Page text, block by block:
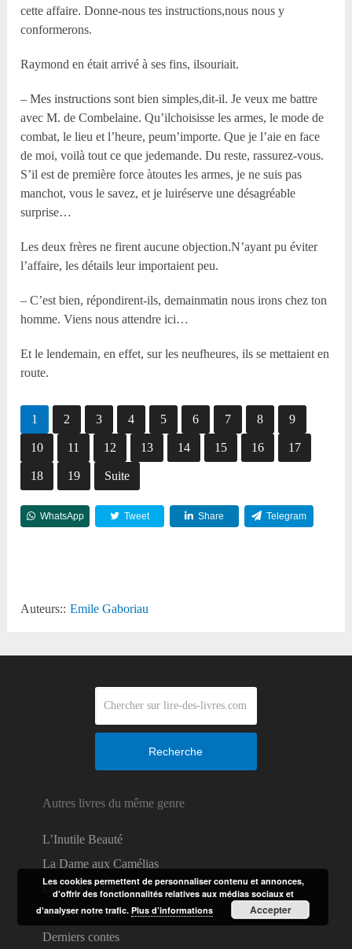
cette affaire. Donne-nous tes instructions,nous nous y
conformerons.
Raymond en était arrivé à ses fins, ilsouriait.
– Mes instructions sont bien simples,dit-il. Je veux me battre
avec M. de Combelaine. Qu’ilchoisisse les armes, le mode de
combat, le lieu et l’heure, peum’importe. Que je l’aie en face
de moi, voilà tout ce que jedemande. Du reste, rassurez-vous.
S’il est de première force àtoutes les armes, je ne suis pas
manchot, vous le savez, et je luiréserve une désagréable
surprise…
Les deux frères ne firent aucune objection.N’ayant pu éviter
l’affaire, les détails leur importaient peu.
– C’est bien, répondirent-ils, demainmatin nous irons chez ton
homme. Viens nous attendre ici…
Et le lendemain, en effet, sur les neufheures, ils se mettaient en
route.
1 2 3 4 5 6 7 8 9
10 11 12 13 14 15 16 17
18 19 Suite
WhatsApp Tweet Share Telegram
Auteurs:: Emile Gaboriau
Recherche
Autres livres du même genre
L’Inutile Beauté
La Dame aux Camélias
Le talon de fer
Le Livre de mon ami
Derniers contes
Les cookies permettent de personnaliser contenu et annonces,
d'offrir des fonctionnalités relatives aux médias sociaux et
d'analyser notre trafic.Plus d’informations Accepter